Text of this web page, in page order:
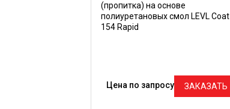
(пропитка) на основе
полиуретановых смол LEVL Coat
154 Rapid
Цена по запросу ЗАКАЗАТЬ